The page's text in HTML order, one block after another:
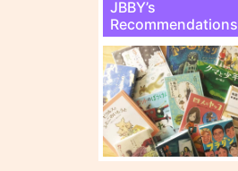
JBBY’s
Recommendations